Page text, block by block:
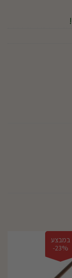
!
במבצע
23%-